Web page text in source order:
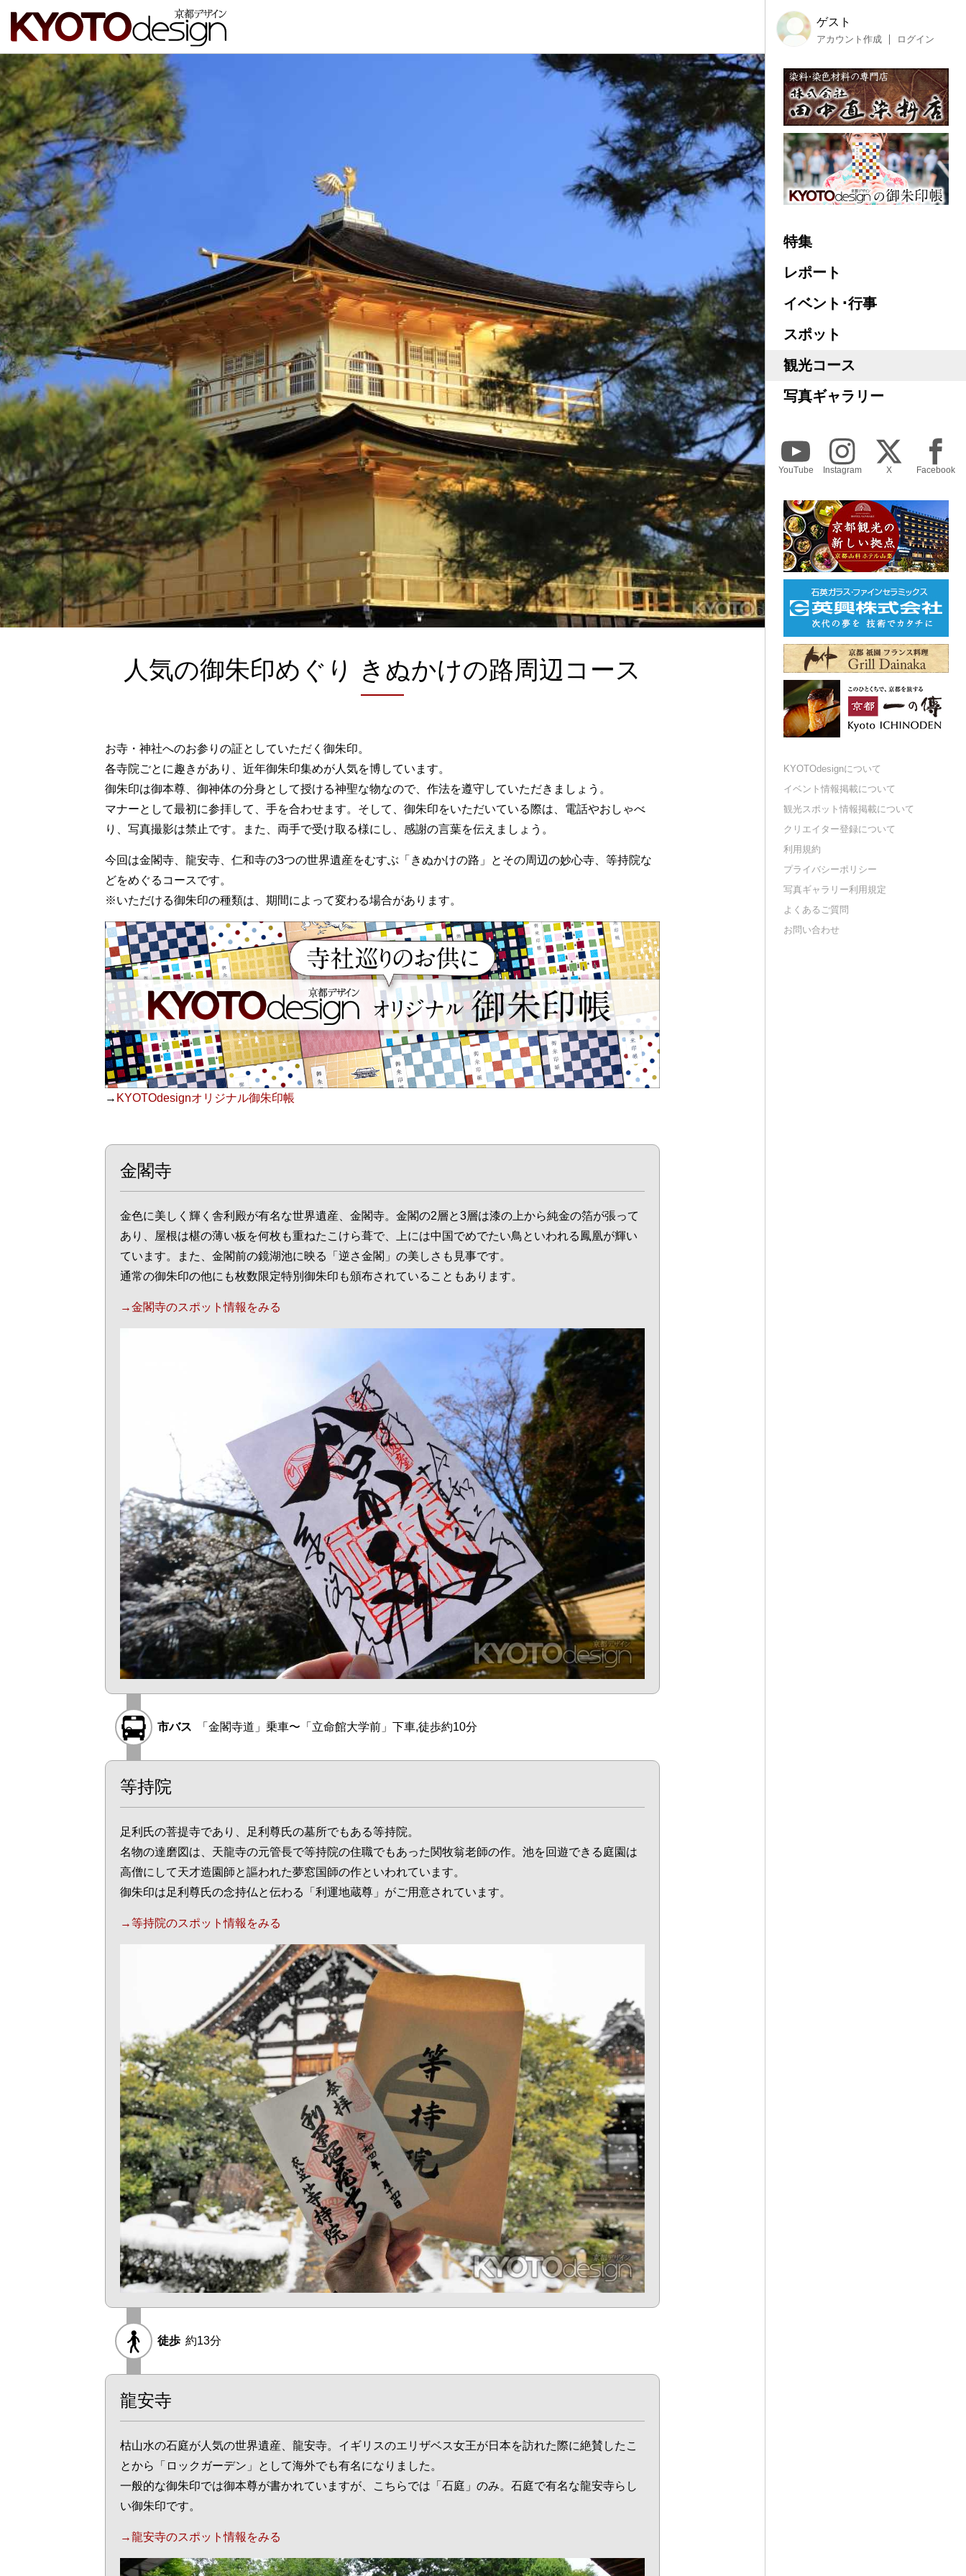
人気の御朱印めぐり きぬかけの路周辺コース
お寺・神社へのお参りの証としていただく御朱印。
各寺院ごとに趣きがあり、近年御朱印集めが人気を博しています。
御朱印は御本尊、御神体の分身として授ける神聖な物なので、作法を遵守していただきましょう。
マナーとして最初に参拝して、手を合わせます。そして、御朱印をいただいている際は、電話やおしゃべ
り、写真撮影は禁止です。また、両手で受け取る様にし、感謝の言葉を伝えましょう。
今回は金閣寺、龍安寺、仁和寺の3つの世界遺産をむすぶ「きぬかけの路」とその周辺の妙心寺、等持院な
どをめぐるコースです。
※いただける御朱印の種類は、期間によって変わる場合があります。
→ KYOTOdesignオリジナル御朱印帳
金閣寺
金色に美しく輝く舎利殿が有名な世界遺産、金閣寺。金閣の2層と3層は漆の上から純金の箔が張って
あり、屋根は椹の薄い板を何枚も重ねたこけら葺で、上には中国でめでたい鳥といわれる鳳凰が輝い
ています。また、金閣前の鏡湖池に映る「逆さ金閣」の美しさも見事です。
通常の御朱印の他にも枚数限定特別御朱印も頒布されていることもあります。
→金閣寺のスポット情報をみる
市バス 「金閣寺道」乗車〜「立命館大学前」下車,徒歩約10分
等持院
足利氏の菩提寺であり、足利尊氏の墓所でもある等持院。
名物の達磨図は、天龍寺の元管長で等持院の住職でもあった関牧翁老師の作。池を回遊できる庭園は
高僧にして天才造園師と謳われた夢窓国師の作といわれています。
御朱印は足利尊氏の念持仏と伝わる「利運地蔵尊」がご用意されています。
→等持院のスポット情報をみる
徒歩 約13分
龍安寺
枯山水の石庭が人気の世界遺産、龍安寺。イギリスのエリザベス女王が日本を訪れた際に絶賛したこ
とから「ロックガーデン」として海外でも有名になりました。
一般的な御朱印では御本尊が書かれていますが、こちらでは「石庭」のみ。石庭で有名な龍安寺らし
い御朱印です。
→龍安寺のスポット情報をみる
ゲスト
アカウント作成 ログイン
特集
レポート
イベント･行事
スポット
観光コース
写真ギャラリー
YouTube Instagram X Facebook
KYOTOdesignについて
イベント情報掲載について
観光スポット情報掲載について
クリエイター登録について
利用規約
プライバシーポリシー
写真ギャラリー利用規定
よくあるご質問
お問い合わせ